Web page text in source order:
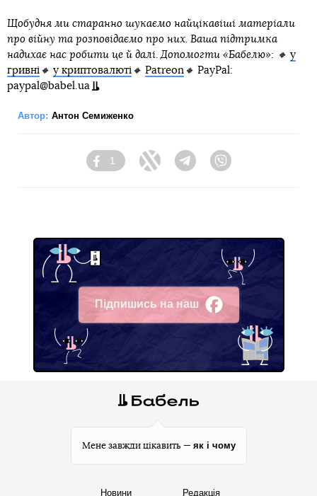
Щобудня ми старанно шукаємо найцікавіші матеріали
про війну та розповідаємо про них. Ваша підтримка
надихає нас робити це й далі. Допомогти «Бабелю»: 🔸 у
гривні 🔸 у криптовалюті 🔸 Patreon 🔸 PayPal:
paypal@babel.ua
Автор: Антон Семиженко
Facebook
1
Twitter TelegramViber
Підпишись на наш
Facebook
Мене завжди цікавить — як і чому
Новини
Редакція